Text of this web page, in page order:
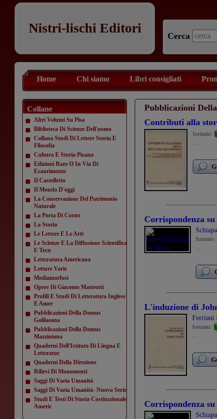
Nistri-lischi Editori
Cerca
Home Chi siamo Libri consigliati
Collane
Altri Volumi Su Pisa
Biblioteca Di Scienze Dell'uomo
Collana Studi Di Lettere Storia E
Filosofia
Cultura E Storia Pisana
Edizioni Rare O In Via Di
Esaurimento
Il Castelletto
Il Mondo D'oggi
La Conservazione Del Patrimonio
Naturale
La Porta Di Corno
La Storia
Le Lettere E Le Arti
Le Scienze E La Diffusione Scientifica
E Tecn
Letteratura Americana
Letture Varie
Mediamorfosi
Opere Di Giacomo Matteotti
Profili E Studi Di Letteratura Inglese
E Amer
Pubblicazioni Della Domus
Galilaeana
Pubblicazioni Della Domus
Mazziniana
Quaderni Dell'Istituto Di Lingua E
Letteratur
Quaderni Della Direzione
Rilievi Di Monumenti
Saggi Di Varia Umanità
Saggi Di Varia Umanità- Nuova Serie
Studi E Testi Di Storia Costituzionale
Americ
Pubblicazioni
Contributi alla
formato:
...
Corrispondenza
formato:
...
L'induzione di
Ferriani
formato:
...
Corrispondenza